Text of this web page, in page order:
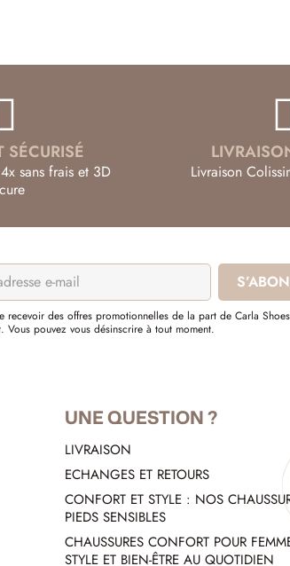
SÉCURISÉ
sans frais et 3D
Livraison
recevoir des offres promotionnelles de la part de Carla Shoes
Vous pouvez vous désinscrire à tout moment.
UNE QUESTION ?
LIVRAISON
ECHANGES ET RETOURS
CONFORT ET STYLE : NOS
PIEDS SENSIBLES
CHAUSSURES CONFORT POUR
STYLE ET BIEN-ÊTRE AU QUOTIDIEN